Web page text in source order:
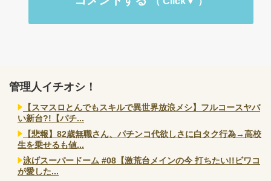
管理人イチオシ！
【スマスロとんでもスキルで異世界放浪メシ】フルコースヤバ
い新台?!【パチ...
【悲報】82歳無職さん、パチンコ代欲しさに白タク行為→高校
生を乗せるも値...
泳げスーパードーム #08【激荒台メインの今 打ちたい!!ビワコ
が愛した...